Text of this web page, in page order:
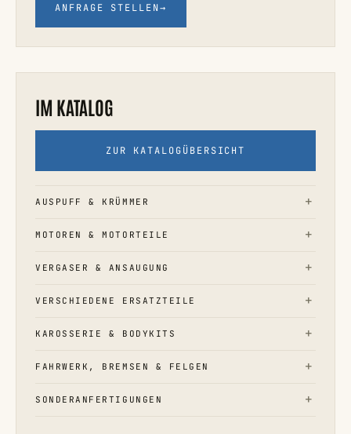
ANFRAGE STELLEN→
IM KATALOG
ZUR KATALOGÜBERSICHT
AUSPUFF & KRÜMMER
MOTOREN & MOTORTEILE
VERGASER & ANSAUGUNG
VERSCHIEDENE ERSATZTEILE
KAROSSERIE & BODYKITS
FAHRWERK, BREMSEN & FELGEN
SONDERANFERTIGUNGEN